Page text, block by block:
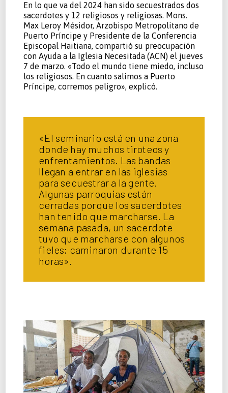
En lo que va del 2024 han sido secuestrados dos
sacerdotes y 12 religiosos y religiosas. Mons.
Max Leroy Mésidor, Arzobispo Metropolitano de
Puerto Príncipe y Presidente de la Conferencia
Episcopal Haitiana, compartió su preocupación
con Ayuda a la Iglesia Necesitada (ACN) el jueves
7 de marzo. «Todo el mundo tiene miedo, incluso
los religiosos. En cuanto salimos a Puerto
Príncipe, corremos peligro», explicó.
«El seminario está en una zona
donde hay muchos tiroteos y
enfrentamientos. Las bandas
llegan a entrar en las iglesias
para secuestrar a la gente.
Algunas parroquias están
cerradas porque los sacerdotes
han tenido que marcharse. La
semana pasada, un sacerdote
tuvo que marcharse con algunos
fieles; caminaron durante 15
horas».